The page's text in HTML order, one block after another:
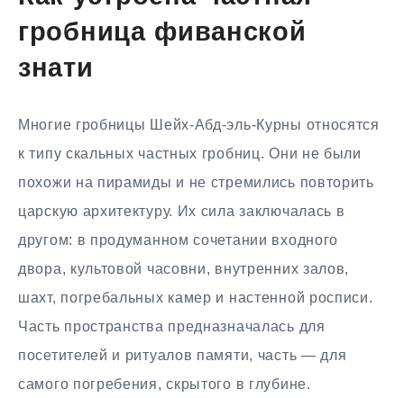
гробница фиванской
знати
Многие гробницы Шейх-Абд-эль-Курны относятся
к типу скальных частных гробниц. Они не были
похожи на пирамиды и не стремились повторить
царскую архитектуру. Их сила заключалась в
другом: в продуманном сочетании входного
двора, культовой часовни, внутренних залов,
шахт, погребальных камер и настенной росписи.
Часть пространства предназначалась для
посетителей и ритуалов памяти, часть — для
самого погребения, скрытого в глубине.